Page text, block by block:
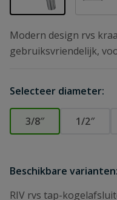
Modern design rvs
gebruiksvriendelijk,
Selecteer diameter:
3/8″ 1/2″
Beschikbare varianten:
RIV rvs tap-